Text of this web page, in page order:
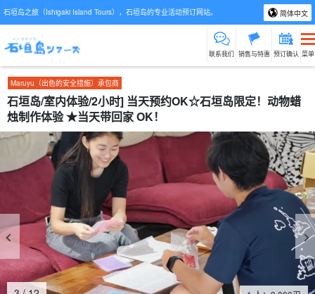
石垣岛之旅（Ishigaki Island Tours），石垣岛的专业活动预订网站。 简体中文
联系我们 销售与特惠 预订确认 菜单
Maruyu（出色的安全措施）承包商
石垣岛/室内体验/2小时] 当天预约OK☆石垣岛限定！动物蜡
烛制作体验 ★当天带回家 OK！